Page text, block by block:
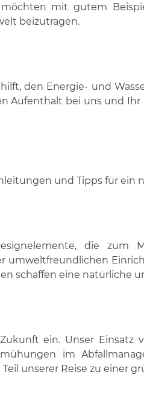
mit gutem
beizutragen.
den Energie- und
Aufenthalt bei uns und
und Tipps für ein
die zum
umweltfreundlichen
schaffen eine natürliche
ein. Unser Einsatz
im
unserer Reise zu einer